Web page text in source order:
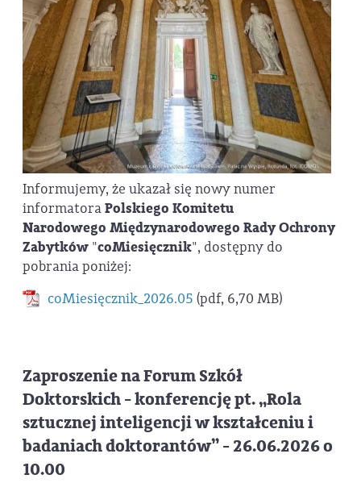
Informujemy, że ukazał się nowy numer
informatoraPolskiego Komitetu
Narodowego Międzynarodowego Rady Ochrony
Zabytków "coMiesięcznik", dostępny do
pobrania poniżej:
coMiesięcznik_2026.05 (pdf, 6,70 MB)
Zaproszenie na Forum Szkół
Doktorskich - konferencję pt. „Rola
sztucznej inteligencji w kształceniu i
badaniach doktorantów” - 26.06.2026 o
10.00